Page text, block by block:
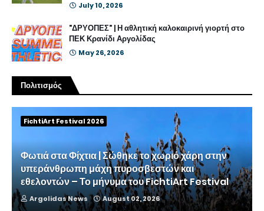
July 10, 2026
"ΔΡΥΟΠΕΣ" | Η αθλητική καλοκαιρινή γιορτή στο
ΠΕΚ Κρανίδι Αργολίδας
May 26, 2026
Πολιτισμός
FichtiArt Festival 2026
Φωτιά στα Φίχτια | Σώθηκε το χωριό χάρη στην
υπεράνθρωπη μάχη πυροσβεστών και
εθελοντών – Το μήνυμα του FichtiArt Festival
Argolidas News August 02, 2026